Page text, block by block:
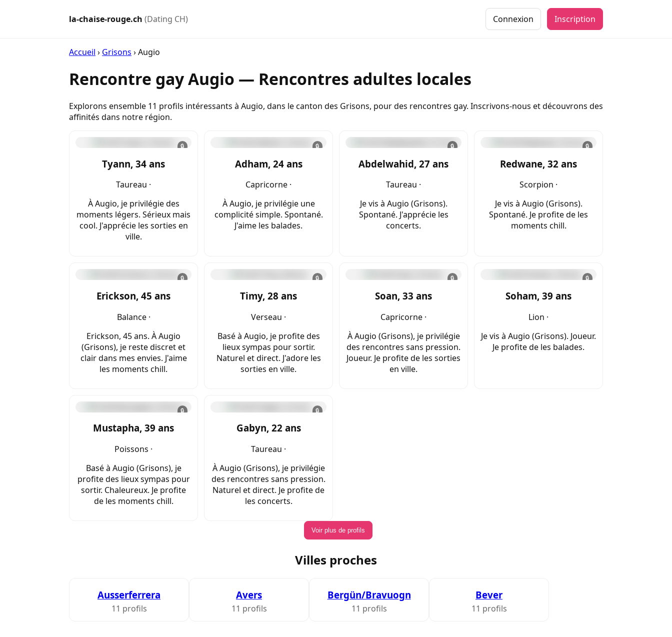
la-chaise-rouge.ch (Dating CH) Connexion Inscription
Accueil › Grisons ›Augio
Rencontre gay Augio — Rencontres adultes locales
Explorons ensemble 11 profils intéressants à Augio, dans le canton des Grisons, pour des rencontres gay. Inscrivons-nous et découvrons des
affinités dans notre région.
🔒
Tyann, 34 ans
Taureau ·
À Augio, je privilégie des
moments légers. Sérieux mais
cool. J'apprécie les sorties en
ville.
🔒
Adham, 24 ans
Capricorne ·
À Augio, je privilégie une
complicité simple. Spontané.
J'aime les balades.
🔒
Abdelwahid, 27 ans
Taureau ·
Je vis à Augio (Grisons).
Spontané. J'apprécie les
concerts.
🔒
Redwane, 32 ans
Scorpion ·
Je vis à Augio (Grisons).
Spontané. Je profite de les
moments chill.
🔒
Erickson, 45 ans
Balance ·
Erickson, 45 ans. À Augio
(Grisons), je reste discret et
clair dans mes envies. J'aime
les moments chill.
🔒
Timy, 28 ans
Verseau ·
Basé à Augio, je profite des
lieux sympas pour sortir.
Naturel et direct. J'adore les
sorties en ville.
🔒
Soan, 33 ans
Capricorne ·
À Augio (Grisons), je privilégie
des rencontres sans pression.
Joueur. Je profite de les sorties
en ville.
🔒
Soham, 39 ans
Lion ·
Je vis à Augio (Grisons). Joueur.
Je profite de les balades.
🔒
Mustapha, 39 ans
Poissons ·
Basé à Augio (Grisons), je
profite des lieux sympas pour
sortir. Chaleureux. Je profite
de les moments chill.
🔒
Gabyn, 22 ans
Taureau ·
À Augio (Grisons), je privilégie
des rencontres sans pression.
Naturel et direct. Je profite de
les concerts.
Voir plus de profils
Villes proches
Ausserferrera
11 profils
Avers
11 profils
Bergün/Bravuogn
11 profils
Bever
11 profils